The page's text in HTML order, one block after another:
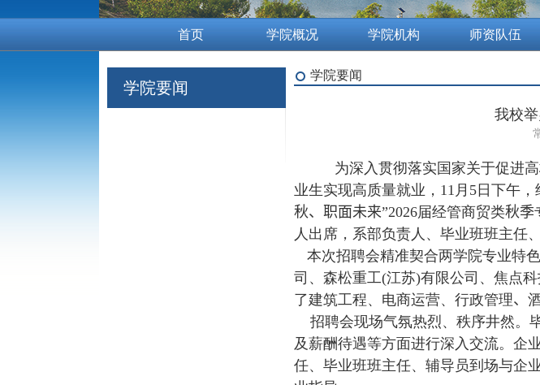
首页 学院概况 学院机构 师资队伍
学院要闻
学院要闻
我校
为深入贯彻落实国家关于促进
业生实现高质量就业， 11 月 5 日下午
秋、职面未来”2026届经管商贸类秋季
人出席，系部负责人、毕业班班主任
本次招聘会精准契合两学院专业特
司、森松重工(江苏)有限公司、焦点
了建筑工程、电商运营、行政管理、
招聘会现场气氛热烈、秩序井然。
及薪酬待遇等方面进行深入交流。企
任、毕业班班主任、辅导员到场与企